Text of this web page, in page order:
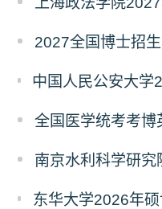
2027全国博士招